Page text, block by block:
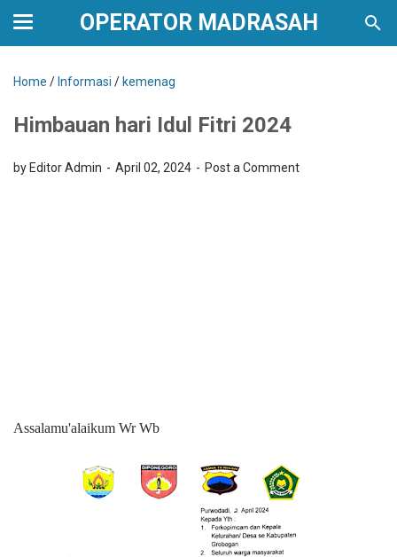
OPERATOR MADRASAH
Home / Informasi / kemenag
Himbauan hari Idul Fitri 2024
by Editor Admin April 02, 2024 Post a Comment
Assalamu'alaikum Wr Wb